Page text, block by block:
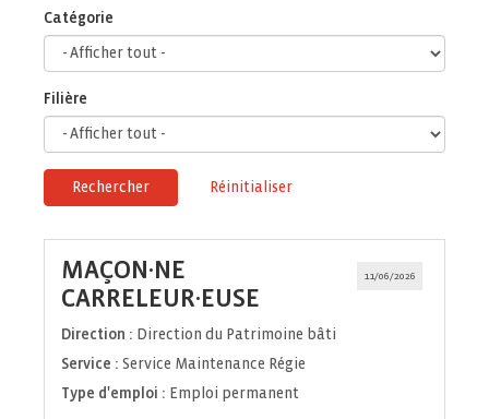
Catégorie
Filière
Rechercher Réinitialiser
11/06/2026
MAÇON·NE
CARRELEUR·EUSE
fenêtre)
Direction : Direction du Patrimoine bâti
Service : Service Maintenance Régie
Type d'emploi : Emploi permanent